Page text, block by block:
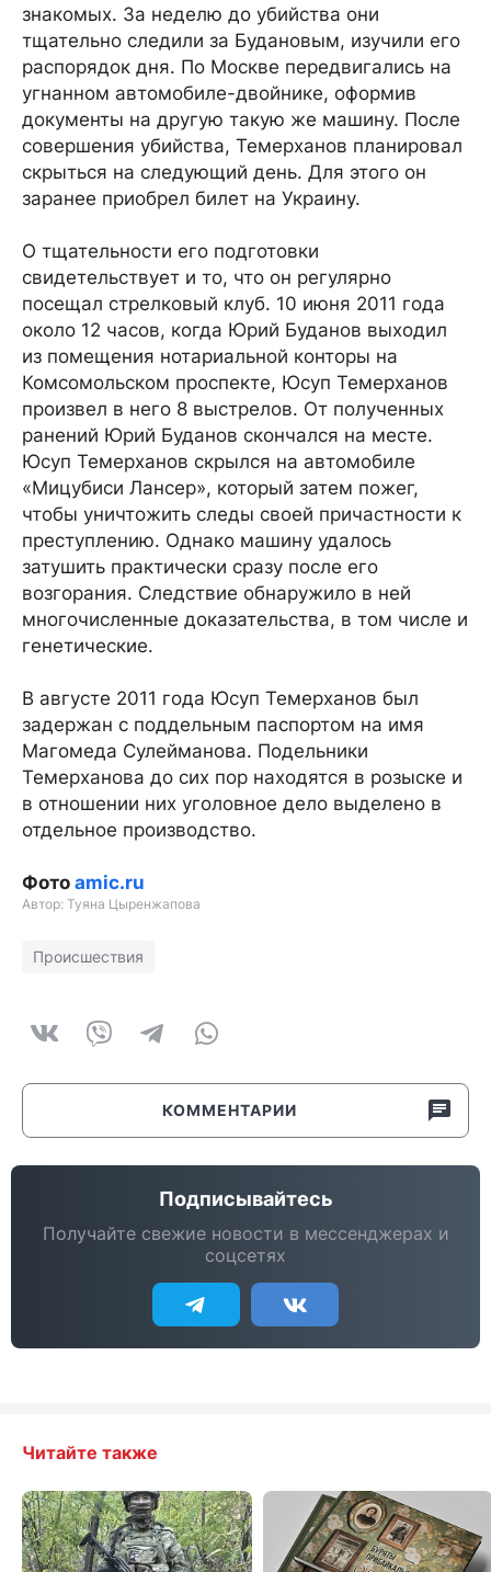
знакомых. За неделю до убийства они
тщательно следили за Будановым, изучили его
распорядок дня. По Москве передвигались на
угнанном автомобиле-двойнике, оформив
документы на другую такую же машину. После
совершения убийства, Темерханов планировал
скрыться на следующий день. Для этого он
заранее приобрел билет на Украину.
О тщательности его подготовки
свидетельствует и то, что он регулярно
посещал стрелковый клуб. 10 июня 2011 года
около 12 часов, когда Юрий Буданов выходил
из помещения нотариальной конторы на
Комсомольском проспекте, Юсуп Темерханов
произвел в него 8 выстрелов. От полученных
ранений Юрий Буданов скончался на месте.
Юсуп Темерханов скрылся на автомобиле
«Мицубиси Лансер», который затем пожег,
чтобы уничтожить следы своей причастности к
преступлению. Однако машину удалось
затушить практически сразу после его
возгорания. Следствие обнаружило в ней
многочисленные доказательства, в том числе и
генетические.
В августе 2011 года Юсуп Темерханов был
задержан с поддельным паспортом на имя
Магомеда Сулейманова. Подельники
Темерханова до сих пор находятся в розыске и
в отношении них уголовное дело выделено в
отдельное производство.
Фото amic.ru
Автор: Туяна Цыренжапова
Происшествия
КОММЕНТАРИИ
Подписывайтесь
Получайте свежие новости в мессенджерах и
соцсетях
Читайте также